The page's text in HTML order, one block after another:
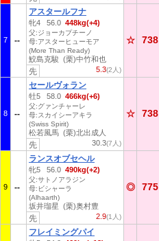
7
アスタールフナ
牝4 56.0 448kg(+4)
父:ジョーカプチーノ
母:アスターヒューモア
(More Than Ready)
鮫島克駿 (栗)中竹和也
5.3(2人)
先
☆ 738
8
セールヴォラン
牡5 58.0 466kg(+6)
父:グァンチャーレ
母:スカイシーアキラ
(Swiss Spirit)
松若風馬 (栗)北出成人
30.3(7人)
先
☆ 738
9
ランスオブセヘル
牝5 56.0 490kg(+2)
父:サトノアラジン
母:ビシャーラ
(Alhaarth)
坂井瑠星 (栗)奥村豊
2.9(1人)
先
◎ 775
フレイミングパイ